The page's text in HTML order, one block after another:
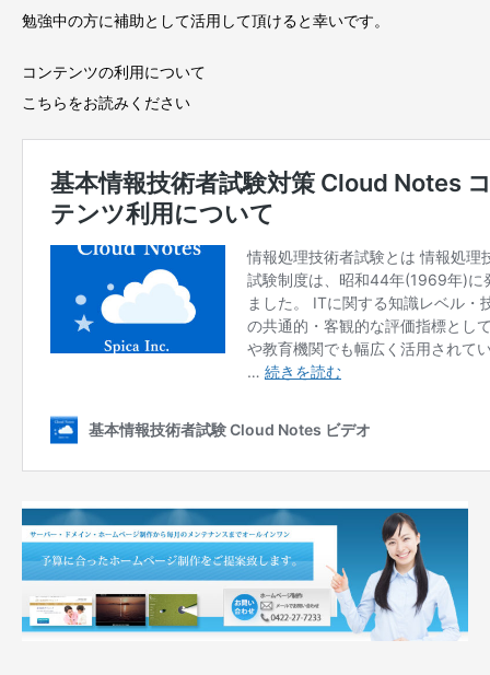
勉強中の方に補助として活用して頂けると幸いです。
コンテンツの利用について
こちらをお読みください